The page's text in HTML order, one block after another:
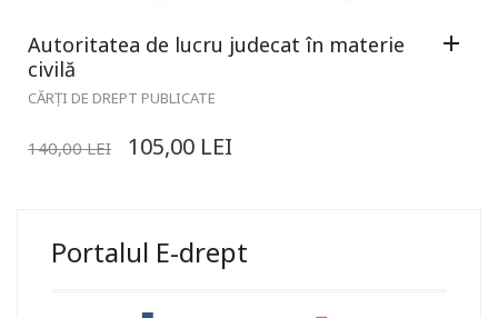
Autoritatea de lucru judecat în materie
civilă
CĂRȚI DE DREPT PUBLICATE
140,00LEI 105,00 LEI
Portalul E-drept